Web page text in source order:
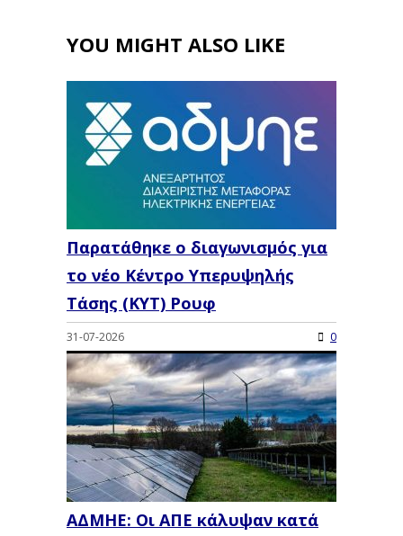
YOU MIGHT ALSO LIKE
Παρατάθηκε ο διαγωνισμός για
το νέο Κέντρο Υπερυψηλής
Τάσης (ΚΥΤ) Ρουφ
31-07-2026 0
ΑΔΜΗΕ: Οι ΑΠΕ κάλυψαν κατά